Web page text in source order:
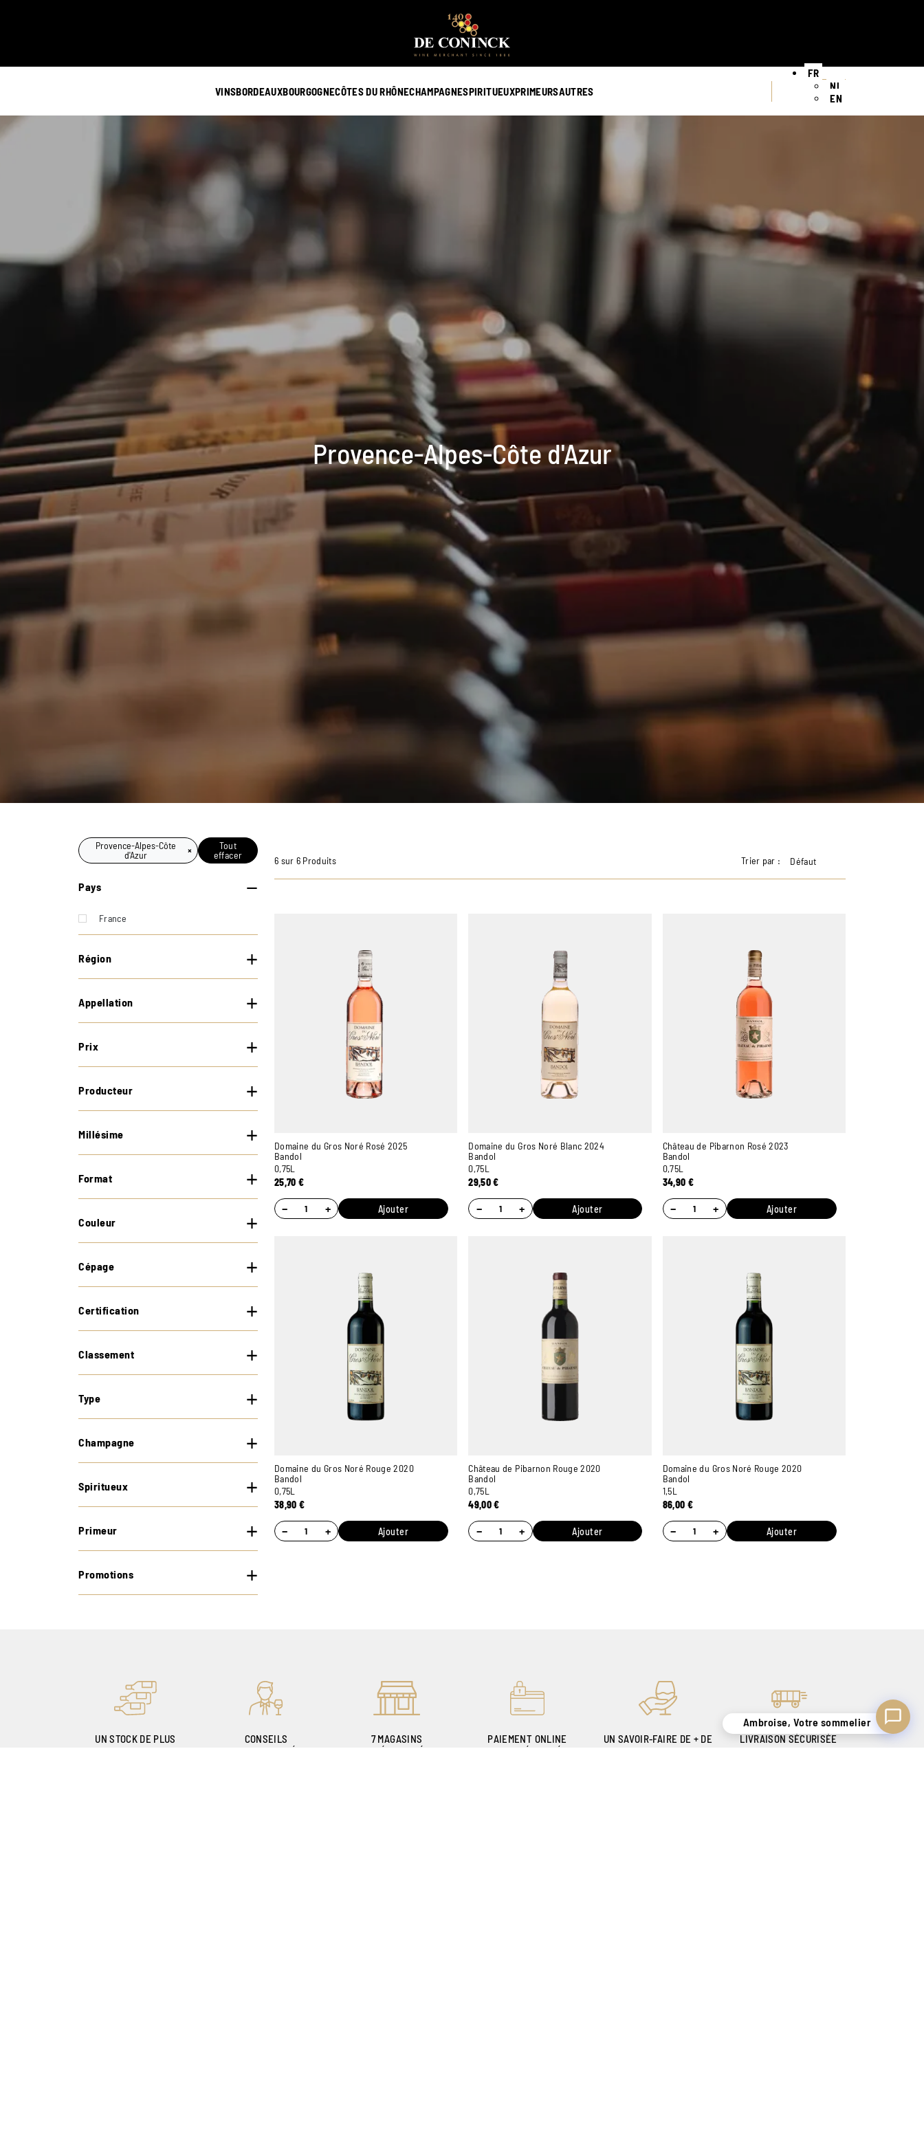
VINSBORDEAUXBOURGOGNECÔTES DU RHÔNECHAMPAGNESPIRITUEUXPRIMEURSAUTRES
FR
NL
EN
Provence-Alpes-Côte d'Azur
Provence-Alpes-Côte
d'Azur
×
Tout
effacer
Pays
France
Région
Appellation
Prix
Producteur
Millésime
Format
Couleur
Cépage
Certification
Classement
Type
Champagne
Spiritueux
Primeur
Promotions
6 sur 6 Produits Trier par : Défaut
Domaine du Gros Noré Rosé 2025
Bandol
0,75L
25,70€
− + Ajouter
Domaine du Gros Noré Blanc 2024
Bandol
0,75L
29,50€
− + Ajouter
Château de Pibarnon Rosé 2023
Bandol
0,75L
34,90 €
− + Ajouter
Domaine du Gros Noré Rouge 2020
Bandol
0,75L
38,90€
− + Ajouter
Château de Pibarnon Rouge 2020
Bandol
0,75L
49,00€
− + Ajouter
Domaine du Gros Noré Rouge 2020
Bandol
1,5L
86,00 €
− + Ajouter
UN STOCK DE PLUS
CONSEILS
PERSONNALISÉS
7 MAGASINS
EXPÉRIMENTÉS
PAIEMENT ONLINE
100% SÉCURISÉ
UN SAVOIR-FAIRE DE + DE
LIVRAISON SÉCURISÉE
Ambroise, Votre sommelier
Disponible pour vous conseiller